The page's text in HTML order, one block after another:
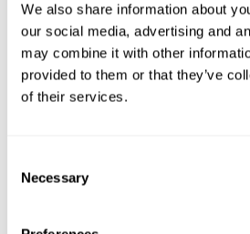
We also share information about
our social media, advertising and
may combine it with other
provided to them or that they’ve
of their services.
Selection
Necessary